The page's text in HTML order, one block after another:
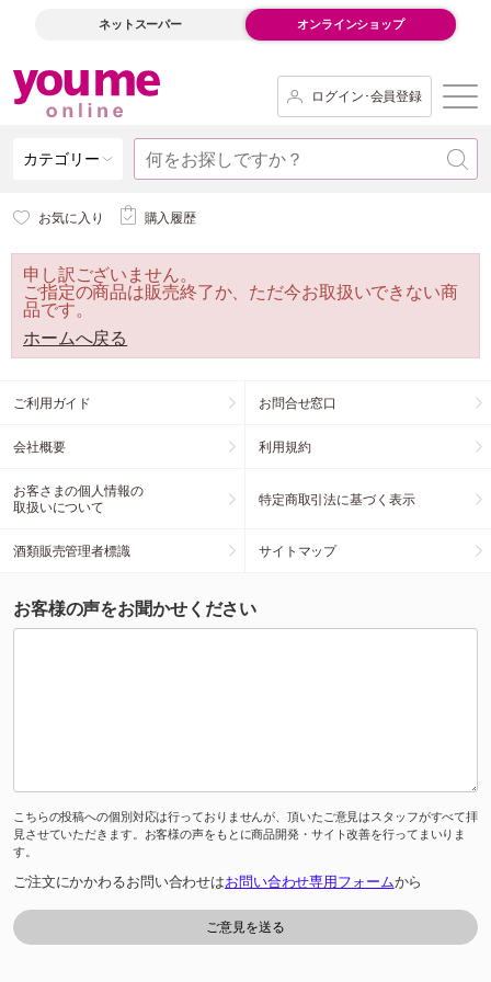
ネットスーパー オンラインショップ
ログイン･会員登録
カテゴリー
お気に入り 購入履歴
申し訳ございません。
ご指定の商品は販売終了か、ただ今お取扱いできない商
品です。
ホームへ戻る
ご利用ガイド お問合せ窓口
会社概要 利用規約
お客さまの個人情報の
取扱いについて
特定商取引法に基づく表示
酒類販売管理者標識 サイトマップ
お客様の声をお聞かせください
こちらの投稿への個別対応は行っておりませんが、頂いたご意見はスタッフがすべて拝
見させていただきます。お客様の声をもとに商品開発・サイト改善を行ってまいりま
す。
ご注文にかかわるお問い合わせはお問い合わせ専用フォームから